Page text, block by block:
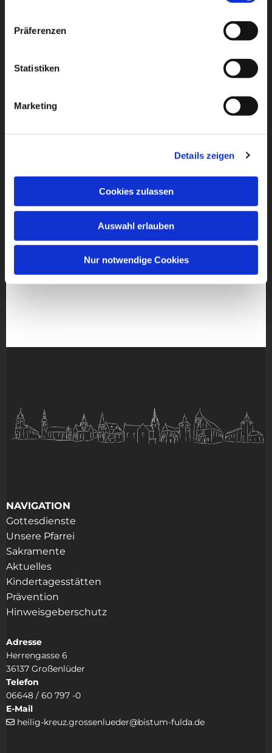
Präferenzen
Statistiken
Marketing
Details zeigen
Cookies zulassen
Auswahl erlauben
Nur notwendige Cookies
NAVIGATION
Gottesdienste
Unsere Pfarrei
Sakramente
Aktuelles
Kindertagesstätten
Prävention
Hinweisgeberschutz
Adresse
Herrengasse 6
36137 Großenlüder
Telefon
06648 / 60 797 -0
E-Mail
 heilig-kreuz.grossenlueder@bistum-fulda.de